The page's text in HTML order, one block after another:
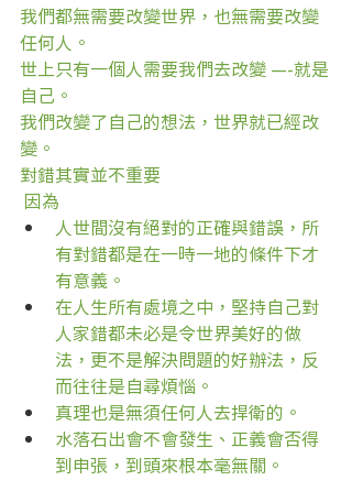
我們都無需要改變世界，也無需要改變
任何人。
世上只有一個人需要我們去改變 —-就是
自己。
我們改變了自己的想法，世界就已經改
變。
對錯其實並不重要
因為
人世間沒有絕對的正確與錯誤，所
有對錯都是在一時一地的條件下才
有意義。
在人生所有處境之中，堅持自己對
人家錯都未必是令世界美好的做
法，更不是解決問題的好辦法，反
而往往是自尋煩惱。
真理也是無須任何人去捍衛的。
水落石出會不會發生、正義會否得
到申張，到頭來根本毫無關。